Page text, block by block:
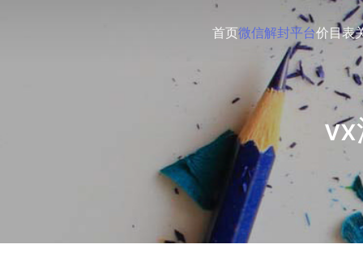
首页微信解封平台价目表
vx